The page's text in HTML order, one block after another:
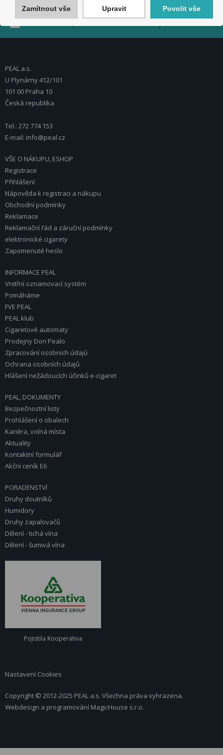
PEAL a.s.
U Plynárny 412/101
101 00 Praha 10
Česká republika
Tel.: 272 774 153
E-mail: info@peal.cz
VŠE O NÁKUPU, ESHOP
Registrace
Přihlášení
Nápověda k registraci a nákupu
Obchodní podmínky
Reklamace
Reklamační řád a záruční podmínky
elektronické cigarety
Zapomenuté heslo
INFORMACE PEAL
Vnitřní oznamovací systém
Pomáháme
FVE PEAL
PEAL klub
Cigaretové automaty
Prodejny Don Pealo
Zpracování osobních údajů
Ochrana osobních údajů
Hlášení nežádoucích účinků e-cigaret
PEAL, DOKUMENTY
Bezpečnostní listy
Prohlášení o obalech
Kariéra, volná místa
Aktuality
Kontaktní formulář
Akční ceník E6
PORADENSTVÍ
Druhy doutníků
Humidory
Druhy zapalovačů
Dělení - tichá vína
Dělení - šumivá vína
Pojistila Kooperativa
Nastavení Cookies
Copyright © 2012-2025 PEAL a.s. Všechna práva vyhrazena.
Webdesign a programování MagicHouse s.r.o.
Zamítnout vše Upravit Povolit vše